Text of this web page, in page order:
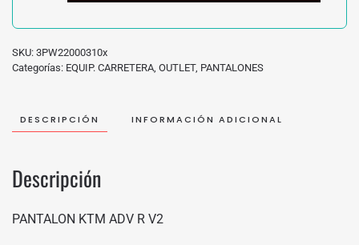
SKU: 3PW22000310x
Categorías: EQUIP. CARRETERA, OUTLET, PANTALONES
DESCRIPCIÓN INFORMACIÓN ADICIONAL
Descripción
PANTALON KTM ADV R V2